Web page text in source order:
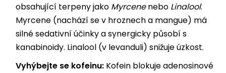
obsahující terpeny jako Myrcenenebo Linalool.
Myrcene (nachází se v hroznech a mangue) má
silné sedativní účinky a synergicky působí s
kanabinoidy. Linalool (v levanduli) snižuje úzkost.
Vyhýbejte se kofeinu: Kofein blokuje adenosinové